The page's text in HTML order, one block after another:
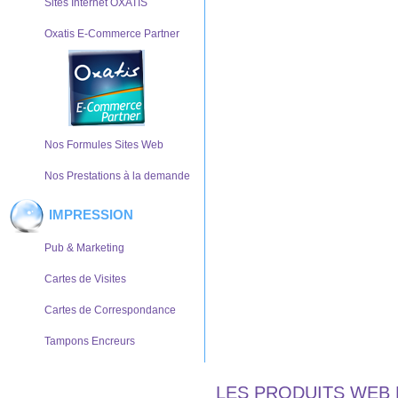
Sites Internet OXATIS
Oxatis E-Commerce Partner
Nos Formules Sites Web
Nos Prestations à la demande
IMPRESSION
Pub & Marketing
Cartes de Visites
Cartes de Correspondance
Tampons Encreurs
LES PRODUITS